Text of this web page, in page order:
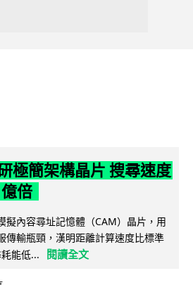
極簡架構晶片 搜尋速度
倍
擬內容尋址記憶體（CAM）晶片，用
傳輸瓶頸，漢明距離計算速度比標準
能低...
閱讀全文